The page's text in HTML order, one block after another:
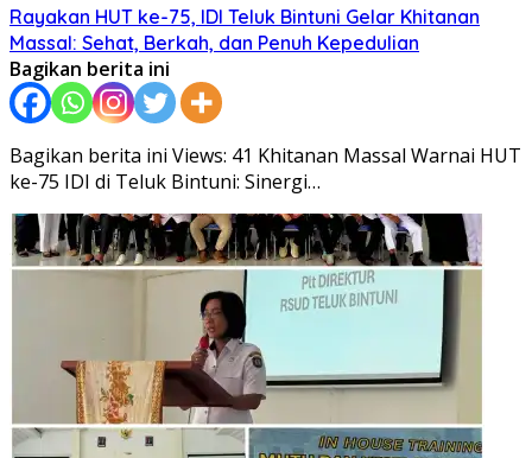
Rayakan HUT ke-75, IDI Teluk Bintuni Gelar Khitanan
Massal: Sehat, Berkah, dan Penuh Kepedulian
Bagikan berita ini
Bagikan berita ini Views: 41 Khitanan Massal Warnai HUT
ke-75 IDI di Teluk Bintuni: Sinergi…